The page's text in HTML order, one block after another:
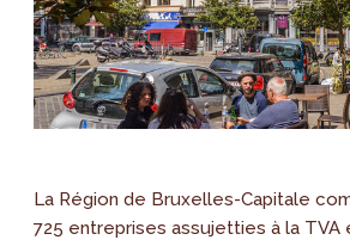
La Région de Bruxelles-Capitale
725 entreprises assujetties à la TVA